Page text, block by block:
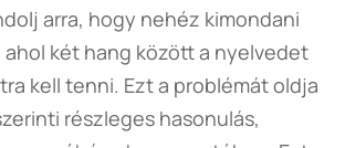
arra, hogy nehéz kimondani
két hang között a nyelvedet
kell tenni. Ezt a problémát oldja
részleges hasonulás,